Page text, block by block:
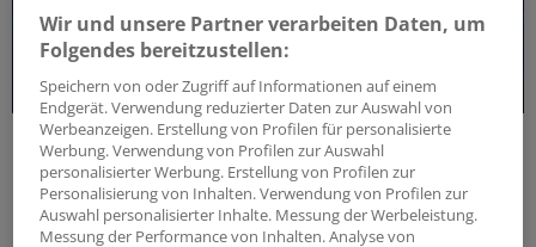
Forschungs-Update
Neue Antibiotika-Studie entschlüsselt
besonderen Wirkmechanismus
Für die Langzeitprophylaxe von Harnwegsinfektionen
Wir und unsere Partner verarbeiten Daten, um
Folgendes bereitzustellen:
Speichern von oder Zugriff auf Informationen auf einem
Endgerät. Verwendung reduzierter Daten zur Auswahl von
Werbeanzeigen. Erstellung von Profilen für personalisierte
Werbung. Verwendung von Profilen zur Auswahl
personalisierter Werbung. Erstellung von Profilen zur
Personalisierung von Inhalten. Verwendung von Profilen zur
Auswahl personalisierter Inhalte. Messung der Werbeleistung.
Messung der Performance von Inhalten. Analyse von